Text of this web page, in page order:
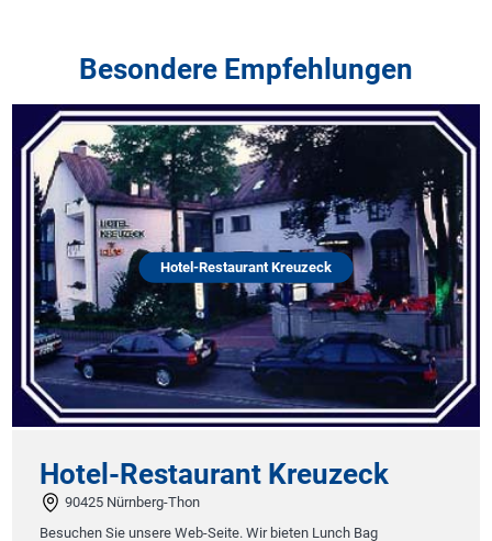
Besondere Empfehlungen
Hotel-Restaurant Kreuzeck
Hotel-Restaurant Kreuzeck
90425 Nürnberg-Thon
Besuchen Sie unsere Web-Seite. Wir bieten Lunch Bag